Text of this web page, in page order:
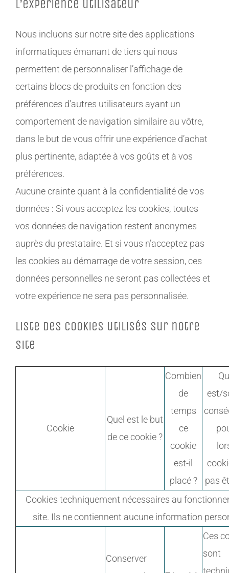
l’expérience utilisateur
Nous incluons sur notre site des applications
informatiques émanant de tiers qui nous
permettent de personnaliser l’affichage de
certains blocs de produits en fonction des
préférences d’autres utilisateurs ayant un
comportement de navigation similaire au vôtre,
dans le but de vous offrir une expérience d’achat
plus pertinente, adaptée à vos goûts et à vos
préférences.
Aucune crainte quant à la confidentialité de vos
données : Si vous acceptez les cookies, toutes
vos données de navigation restent anonymes
auprès du prestataire. Et si vous n’acceptez pas
les cookies au démarrage de votre session, ces
données personnelles ne seront pas collectées et
votre expérience ne sera pas personnalisée.
Liste des cookies utilisés sur notre
site
Cookie
Quel est le but
de ce cookie ?
Combien
de
temps
ce
cookie
est-il
placé ?
est/
pas
Cookies techniquement nécessaires au
site. Ils ne contiennent aucune information
Conserver
Ces
sont